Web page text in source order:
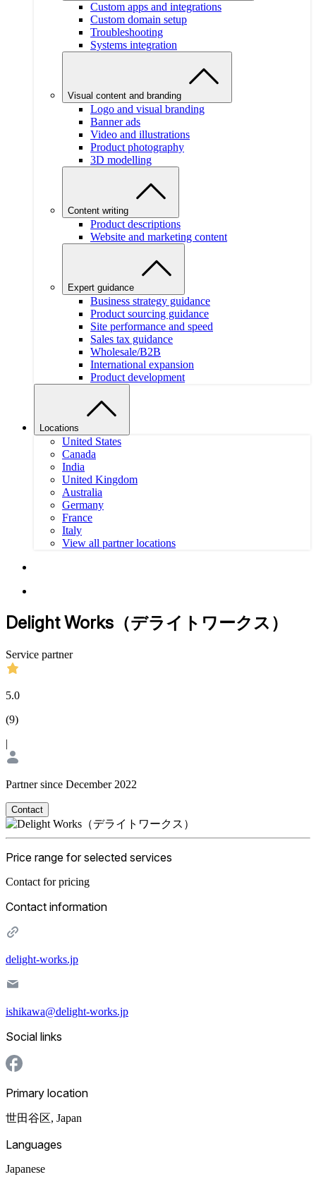
Custom apps and integrations
Custom domain setup
Troubleshooting
Systems integration
Visual content and branding
Logo and visual branding
Banner ads
Video and illustrations
Product photography
3D modelling
Content writing
Product descriptions
Website and marketing content
Expert guidance
Business strategy guidance
Product sourcing guidance
Site performance and speed
Sales tax guidance
Wholesale/B2B
International expansion
Product development
Locations
United States
Canada
India
United Kingdom
Australia
Germany
France
Italy
View all partner locations
Delight Works（デライトワークス）
Service partner
5.0
(9)
|
Partner since December 2022
Contact
Price range for selected services
Contact for pricing
Contact information
delight-works.jp
ishikawa@delight-works.jp
Social links
Primary location
世田谷区, Japan
Languages
Japanese